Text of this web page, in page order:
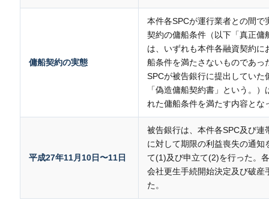
傭船契約の実態
本件各SPCが運行業者との間で
契約の傭船条件（以下「真正傭
は、いずれも本件各融資契約に
船条件を満たさないものであっ
SPCが被告銀行に提出していた
「偽造傭船契約書」という。
れた傭船条件を満たす内容とな
平成27年11月10日〜11日
被告銀行は、本件各SPC及び連
に対して期限の利益喪失の通知
て(1)及び申立て(2)を行った。
会社更生手続開始決定及び破産
た。